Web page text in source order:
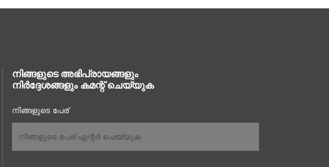
നിങ്ങളുടെ അഭിപ്രായങ്ങളും
നിർദ്ദേശങ്ങളും കമന്റ് ചെയ്യുക
നിങ്ങളുടെ പേര്